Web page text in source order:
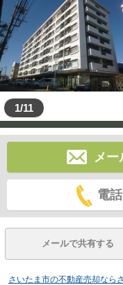
1/11
メー
電
メールで共有する
さいたま市の不動産売却なら